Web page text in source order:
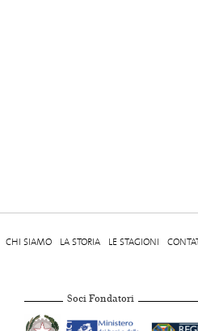
CHI SIAMO LA STORIA LE STAGIONI
Soci Fondatori